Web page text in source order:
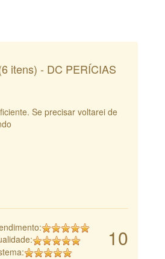
itens) - DC PERÍCIAS
Se precisar voltarei de
10